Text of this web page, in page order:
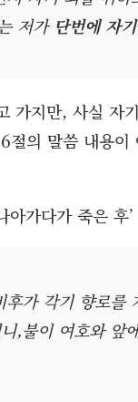
저가 단번에 자
가지만, 사실 자
의 말씀 내용
아가다가 죽은
후가 각기 향로를
,불이 여호와